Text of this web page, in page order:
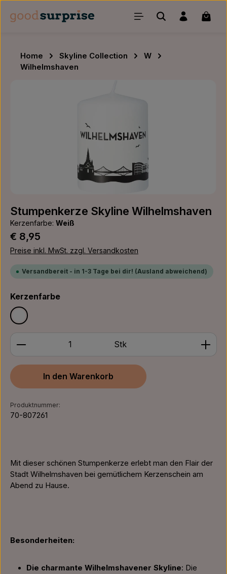
Zum Hauptinhalt springen
Home Skyline Collection
W
Wilhelmshaven
Stumpenkerze Skyline Wilhelmshaven
Kerzenfarbe: Weiß
Regulärer Preis:
€ 8,95
Preise inkl. MwSt. zzgl. Versandkosten
Versandbereit - in 1-3 Tage bei dir! (Ausland abweichend)
Kerzenfarbeauswählen
Weiß
Produkt Anzahl: Gib den gewünschten Wert ein
Stk
In den Warenkorb
Produktnummer:
70-807261
Mit dieser schönen Stumpenkerze erlebt man den Flair der
Stadt Wilhelmshaven bei gemütlichem Kerzenschein am
Abend zu Hause.
Besonderheiten:
Die charmante Wilhelmshavener Skyline: Die